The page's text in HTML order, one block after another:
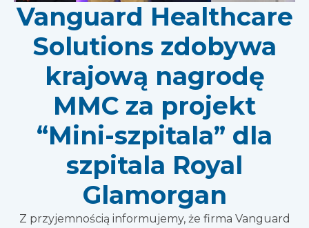
Vanguard Healthcare
Solutions zdobywa
krajową nagrodę
MMC za projekt
“Mini-szpitala” dla
szpitala Royal
Glamorgan
Z przyjemnością informujemy, że firma Vanguard